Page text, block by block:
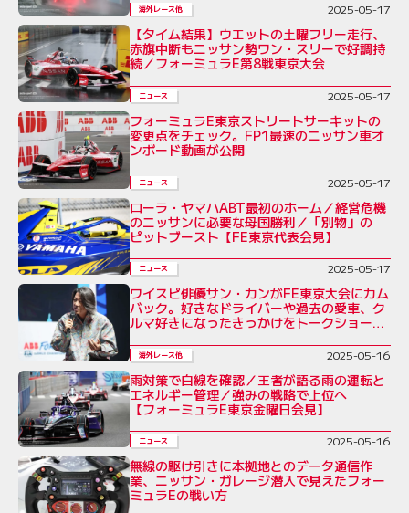
海外レース他 2025-05-17
【タイム結果】ウエットの土曜フリー走行、
赤旗中断もニッサン勢ワン・スリーで好調持
続／フォーミュラE第8戦東京大会
ニュース 2025-05-17
フォーミュラE東京ストリートサーキットの
変更点をチェック。FP1最速のニッサン車オ
ンボード動画が公開
ニュース 2025-05-17
ローラ・ヤマハABT最初のホーム／経営危機
のニッサンに必要な母国勝利／「別物」の
ピットブースト【FE東京代表会見】
ニュース 2025-05-17
ワイスピ俳優サン・カンがFE東京大会にカム
バック。好きなドライバーや過去の愛車、ク
ルマ好きになったきっかけをトークショーで
海外レース他 2025-05-16
雨対策で白線を確認／王者が語る雨の運転と
エネルギー管理／強みの戦略で上位へ
【フォーミュラE東京金曜日会見】
ニュース 2025-05-16
無線の駆け引きに本拠地とのデータ通信作
業、ニッサン・ガレージ潜入で見えたフォー
ミュラEの戦い方